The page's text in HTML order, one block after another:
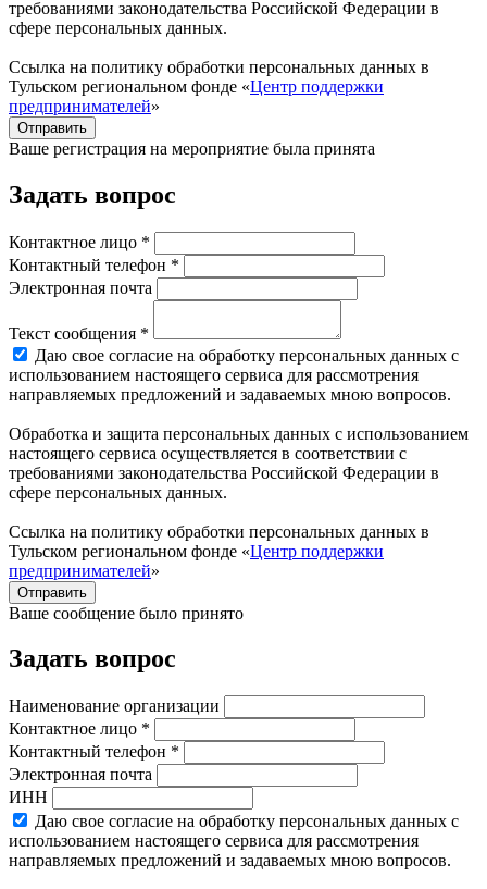
требованиями законодательства Российской Федерации в
сфере персональных данных.
Ссылка на политику обработки персональных данных в
Тульском региональном фонде «Центр поддержки
предпринимателей»
Отправить
Ваше регистрация на мероприятие была принята
Задать вопрос
Контактное лицо *
Контактный телефон *
Электронная почта
Текст сообщения *
Даю свое согласие на обработку персональных данных с
использованием настоящего сервиса для рассмотрения
направляемых предложений и задаваемых мною вопросов.
Обработка и защита персональных данных с использованием
настоящего сервиса осуществляется в соответствии с
требованиями законодательства Российской Федерации в
сфере персональных данных.
Ссылка на политику обработки персональных данных в
Тульском региональном фонде «Центр поддержки
предпринимателей»
Отправить
Ваше сообщение было принято
Задать вопрос
Наименование организации
Контактное лицо *
Контактный телефон *
Электронная почта
ИНН
Даю свое согласие на обработку персональных данных с
использованием настоящего сервиса для рассмотрения
направляемых предложений и задаваемых мною вопросов.